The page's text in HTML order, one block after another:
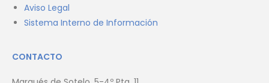
Aviso Legal
Sistema Interno de Información
CONTACTO